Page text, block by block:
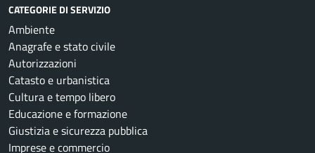
CATEGORIE DI SERVIZIO
Ambiente
Anagrafe e stato civile
Autorizzazioni
Catasto e urbanistica
Cultura e tempo libero
Educazione e formazione
Giustizia e sicurezza pubblica
Imprese e commercio